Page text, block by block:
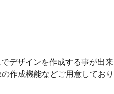
デザインを作成する事が出来
作成機能などご用意しており